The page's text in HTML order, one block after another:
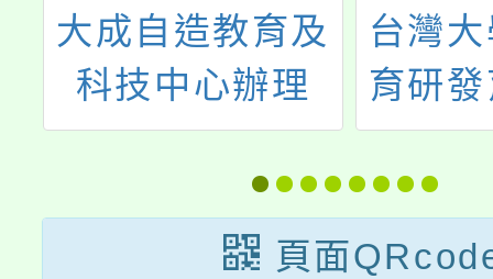
台灣大學生命教
育研發育成中心
辦理「網路世代
青少年心理健康
與療癒系列研
桃園
教育
11月
頁面